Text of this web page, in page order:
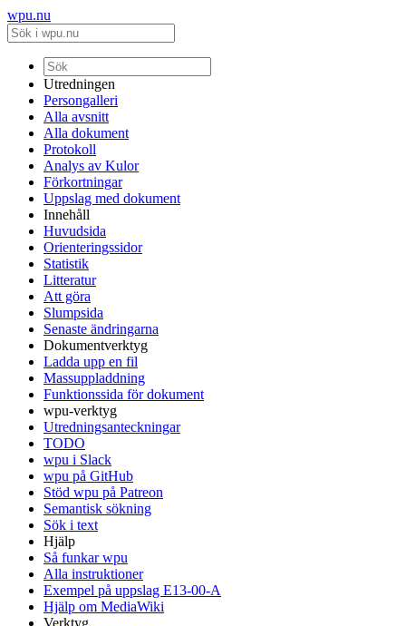
wpu.nu
Utredningen
Persongalleri
Alla avsnitt
Alla dokument
Protokoll
Analys av Kulor
Förkortningar
Uppslag med dokument
Innehåll
Huvudsida
Orienteringssidor
Statistik
Litteratur
Att göra
Slumpsida
Senaste ändringarna
Dokumentverktyg
Ladda upp en fil
Massuppladdning
Funktionssida för dokument
wpu-verktyg
Utredningsanteckningar
TODO
wpu i Slack
wpu på GitHub
Stöd wpu på Patreon
Semantisk sökning
Sök i text
Hjälp
Så funkar wpu
Alla instruktioner
Exempel på uppslag E13-00-A
Hjälp om MediaWiki
Verktyg